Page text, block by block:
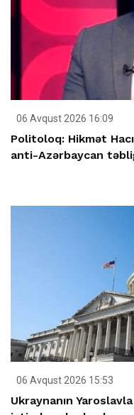
06 Avqust 2026 16:09
Politoloq: Hikmət
anti-Azərbaycan
06 Avqust 2026 15:53
Ukraynanın